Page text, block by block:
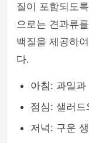
질이 포함되도
으로는 견과류
백질을 제공하
다.
아침: 과일과
점심: 샐러
저녁: 구운